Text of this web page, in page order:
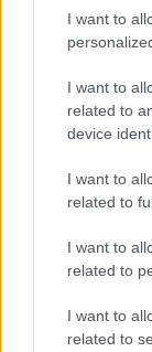
I want to
I want to
related to
device
I want to
related to
I want to
related to
I want to
related to